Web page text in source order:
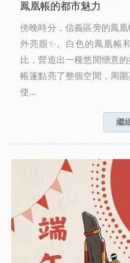
鳳凰帳的都市魅力
傍晚時分，信義區旁的鳳
外亮眼✨。白色的鳳凰帳
比，營造出一種悠閒愜意
帳篷點亮了整個空間，周
使...
繼